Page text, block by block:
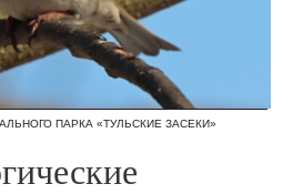
ПАРКА «ТУЛЬСКИЕ ЗАСЕКИ»